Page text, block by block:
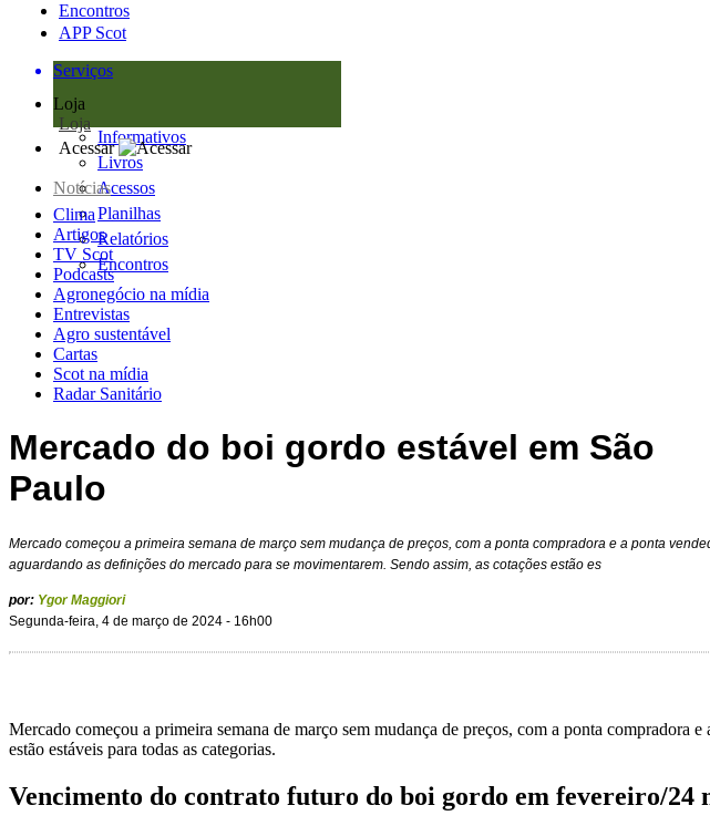
Encontros
APP Scot
Serviços
Loja
Loja
Informativos
Livros
Acessos
Planilhas
Relatórios
Encontros
Acessar
Notícias
Clima
Artigos
TV Scot
Podcasts
Agronegócio na mídia
Entrevistas
Agro sustentável
Cartas
Scot na mídia
Radar Sanitário
Mercado do boi gordo estável em São
Paulo
Mercado começou a primeira semana de março sem mudança de preços, com a ponta compradora e a ponta
aguardando as definições do mercado para se movimentarem. Sendo assim, as cotações estão es
por: Ygor Maggiori
Segunda-feira, 4 de março de 2024 - 16h00
Mercado começou a primeira semana de março sem mudança de preços, com a ponta compradora
estão estáveis para todas as categorias.
Vencimento do contrato futuro do boi gordo em fevereiro/24